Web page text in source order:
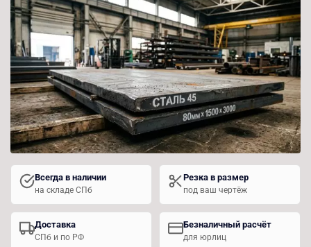
Всегда в наличии
на складе СПб
Резка в размер
под ваш чертёж
Доставка
СПб и по РФ
Безналичный расчёт
для юрлиц